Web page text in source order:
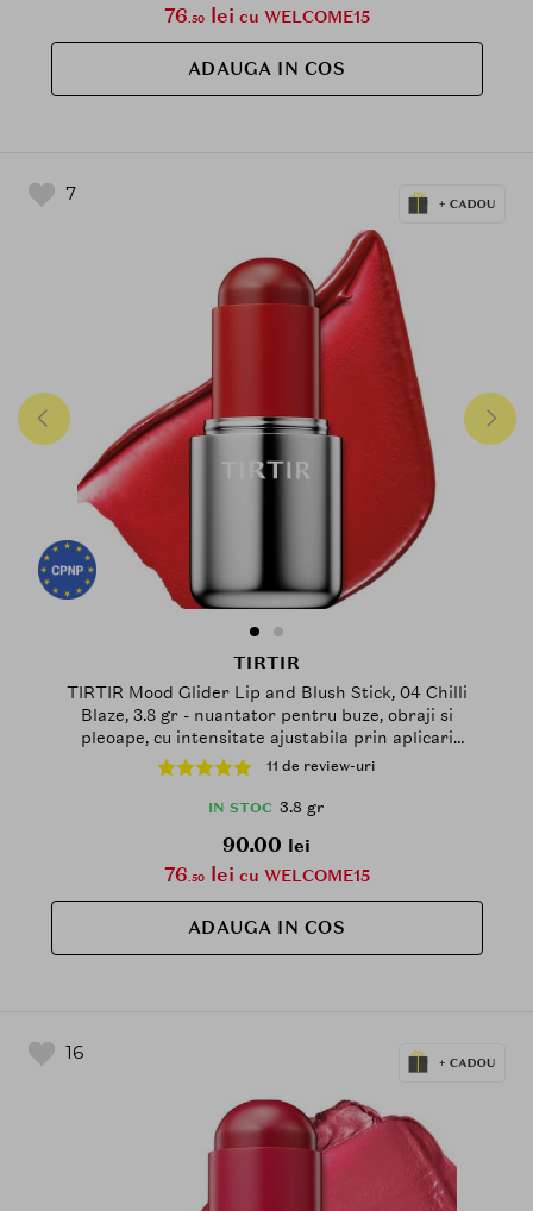
76.50lei cu WELCOME15
ADAUGA IN COS
7
TIRTIR
TIRTIR Mood Glider Lip and Blush Stick, 04 Chilli
Blaze, 3.8 gr - nuantator pentru buze, obraji si
pleoape, cu intensitate ajustabila prin aplicari
succesive11 de review-uri
IN STOC 3.8 gr
90.00 lei
76.50lei cu WELCOME15
ADAUGA IN COS
16